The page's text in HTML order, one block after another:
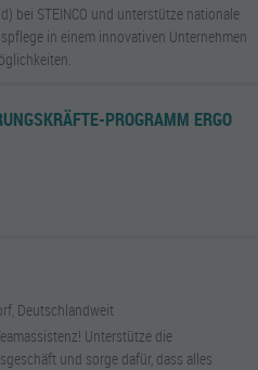
bei STEINCO und unterstütze nationale
in einem innovativen Unternehmen
PROGRAMM ERGO
Deutschlandweit
Unterstütze die
und sorge dafür, dass alles